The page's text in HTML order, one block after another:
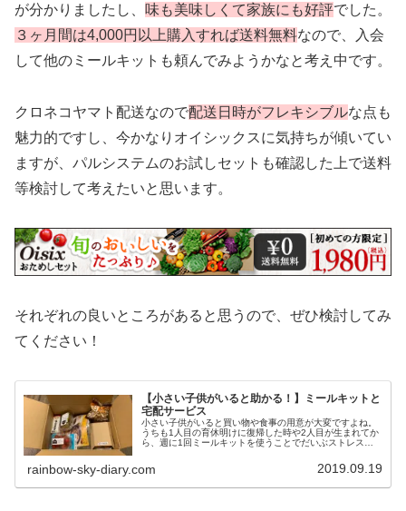
が分かりましたし、 味も美味しくて家族にも好評でした。
３ヶ月間は4,000円以上購入すれば送料無料なので、入会
して他のミールキットも頼んでみようかなと考え中です。
クロネコヤマト配送なので配送日時がフレキシブルな点も
魅力的ですし、今かなりオイシックスに気持ちが傾いてい
ますが、パルシステムのお試しセットも確認した上で送料
等検討して考えたいと思います。
それぞれの良いところがあると思うので、ぜひ検討してみ
てください！
【小さい子供がいると助かる！】ミールキットと
宅配サービス
小さい子供がいると買い物や食事の用意が大変ですよね。
うちも1人目の育休明けに復帰した時や2人目が生まれてか
ら、週に1回ミールキットを使うことでだいぶストレスが
rainbow-sky-diary.com 2019.09.19